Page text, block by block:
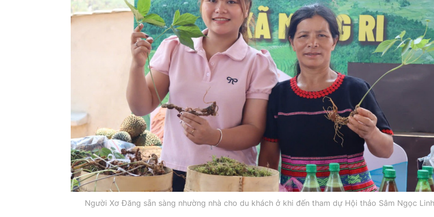
Người Xơ Đăng sẵn sàng nhường nhà cho du khách ở khi đến tham dự Hội thảo Sâm Ngọc Linh